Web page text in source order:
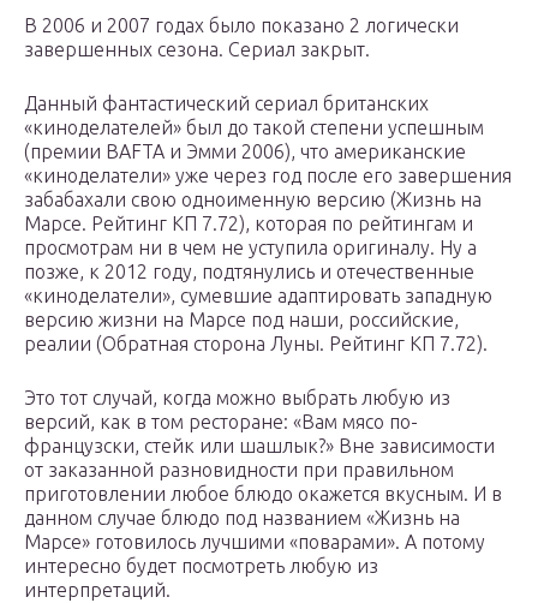
В 2006 и 2007 годах было показано 2 логически
завершенных сезона. Сериал закрыт.
Данный фантастический сериал британских
«киноделателей» был до такой степени успешным
(премии BAFTA и Эмми 2006), что американские
«киноделатели» уже через год после его завершения
забабахали свою одноименную версию (Жизнь на
Марсе. Рейтинг КП 7.72), которая по рейтингам и
просмотрам ни в чем не уступила оригиналу. Ну а
позже, к 2012 году, подтянулись и отечественные
«киноделатели», сумевшие адаптировать западную
версию жизни на Марсе под наши, российские,
реалии (Обратная сторона Луны. Рейтинг КП 7.72).
Это тот случай, когда можно выбрать любую из
версий, как в том ресторане: «Вам мясо по-
французски, стейк или шашлык?» Вне зависимости
от заказанной разновидности при правильном
приготовлении любое блюдо окажется вкусным. И в
данном случае блюдо под названием «Жизнь на
Марсе» готовилось лучшими «поварами». А потому
интересно будет посмотреть любую из
интерпретаций.